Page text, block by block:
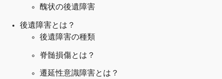
醜状の後遺障害
後遺障害とは？
後遺障害の種類
脊髄損傷とは？
遷延性意識障害とは？